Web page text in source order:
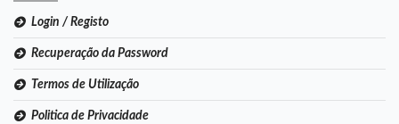
Login / Registo
Recuperação da Password
Termos de Utilização
Politica de Privacidade